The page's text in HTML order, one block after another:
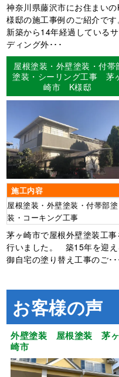
神奈川県藤沢市にお住まいの
様邸の施工事例のご紹介です
新築から14年経過している
ディング外･･･
屋根塗装・外壁塗装・付帯
塗装・シーリング工事 茅
崎市 K様邸
施工内容
屋根塗装・外壁塗装・付帯部塗
装・コーキング工事
茅ヶ崎市で屋根外壁塗装工事
行いました。 築15年を迎え
御自宅の塗り替え工事のご･･
お客様の声
外壁塗装 屋根塗装 茅ヶ
崎市